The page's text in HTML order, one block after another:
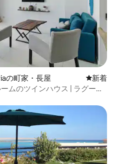
の町家・長屋 新しい宿
新着
ムのツインハウス | ラグーン